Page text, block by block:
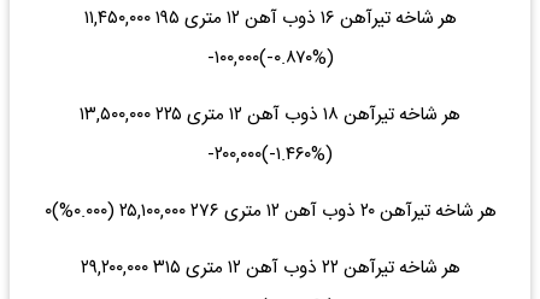
هر شاخه تیرآهن ۱۶ ذوب آهن ۱۲ متری ۱۹۵ ۱۱,۴۵۰,۰۰۰
(‎-۰.۸۷۰%‌)‎-۱۰۰,۰۰۰‌
هر شاخه تیرآهن ۱۸ ذوب آهن ۱۲ متری ۲۲۵ ۱۳,۵۰۰,۰۰۰
(‎-۱.۴۶۰%‌)‎-۲۰۰,۰۰۰‌
هر شاخه تیرآهن ۲۰ ذوب آهن ۱۲ متری ۲۷۶ ۲۵,۱۰۰,۰۰۰ (۰.۰۰۰%)۰
هر شاخه تیرآهن ۲۲ ذوب آهن ۱۲ متری ۳۱۵ ۲۹,۲۰۰,۰۰۰